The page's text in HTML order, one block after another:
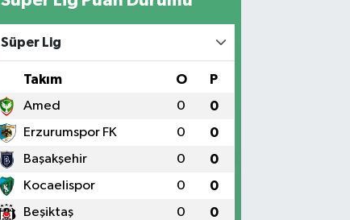
Süper Lig
Takım O P
Amed 0 0
Erzurumspor FK 0 0
Başakşehir 0 0
Kocaelispor 0 0
Beşiktaş 0 0